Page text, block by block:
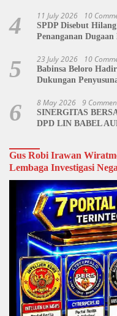
4 11 July 2026 10
SPDP Disebut
Penanganan
5 23 July 2026 10
Babinsa Beloro
Dukungan
6 8 May 2026 9
SINERGITAS
DPD LIN BABEL
Gus Robi Irawan
Lembaga Investigasi
Video
Player